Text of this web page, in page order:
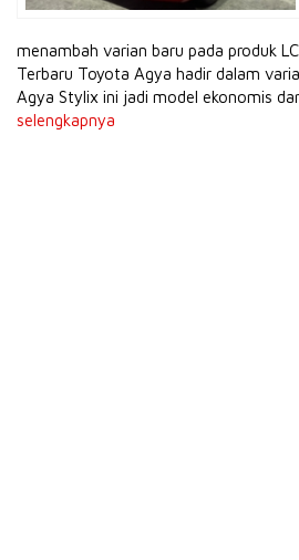
menambah varian baru pada produk
Terbaru Toyota Agya hadir dalam
Agya Stylix ini jadi model ekonomis
selengkapnya